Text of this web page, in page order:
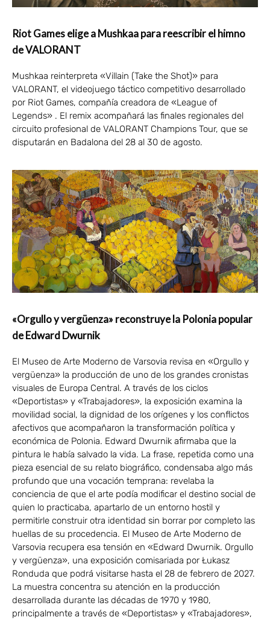
Riot Games elige a Mushkaa para reescribir el himno
de VALORANT
Mushkaa reinterpreta «Villain (Take the Shot)» para
VALORANT, el videojuego táctico competitivo desarrollado
por Riot Games, compañía creadora de «League of
Legends» . El remix acompañará las finales regionales del
circuito profesional de VALORANT Champions Tour, que se
disputarán en Badalona del 28 al 30 de agosto.
«Orgullo y vergüenza» reconstruye la Polonia popular
de Edward Dwurnik
El Museo de Arte Moderno de Varsovia revisa en «Orgullo y
vergüenza» la producción de uno de los grandes cronistas
visuales de Europa Central. A través de los ciclos
«Deportistas» y «Trabajadores», la exposición examina la
movilidad social, la dignidad de los orígenes y los conflictos
afectivos que acompañaron la transformación política y
económica de Polonia. Edward Dwurnik afirmaba que la
pintura le había salvado la vida. La frase, repetida como una
pieza esencial de su relato biográfico, condensaba algo más
profundo que una vocación temprana: revelaba la
conciencia de que el arte podía modificar el destino social de
quien lo practicaba, apartarlo de un entorno hostil y
permitirle construir otra identidad sin borrar por completo las
huellas de su procedencia. El Museo de Arte Moderno de
Varsovia recupera esa tensión en «Edward Dwurnik. Orgullo
y vergüenza», una exposición comisariada por Łukasz
Ronduda que podrá visitarse hasta el 28 de febrero de 2027.
La muestra concentra su atención en la producción
desarrollada durante las décadas de 1970 y 1980,
principalmente a través de «Deportistas» y «Trabajadores»,